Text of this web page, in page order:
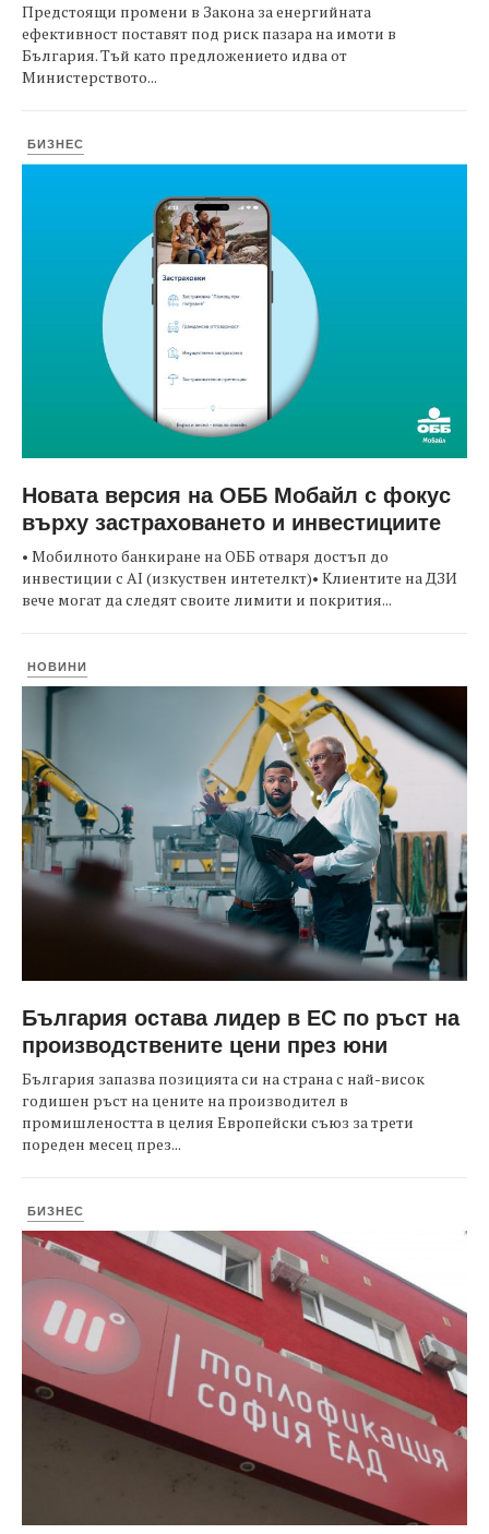
Предстоящи промени в Закона за енергийната
ефективност поставят под риск пазара на имоти в
България. Тъй като предложението идва от
Министерството...
БИЗНЕС
Новата версия на ОББ Мобайл с фокус
върху застраховането и инвестициите
• Мобилното банкиране на ОББ отваря достъп до
инвестиции с AI (изкуствен интетелкт)• Клиентите на ДЗИ
вече могат да следят своите лимити и покрития...
НОВИНИ
България остава лидер в ЕС по ръст на
производствените цени през юни
България запазва позицията си на страна с най-висок
годишен ръст на цените на производител в
промишлеността в целия Европейски съюз за трети
пореден месец през...
БИЗНЕС